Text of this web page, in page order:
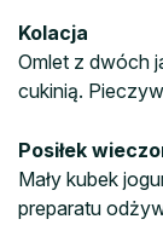
Kolacja
Omlet z dwóch
cukinią.
Posiłek
Mały kubek
preparatu